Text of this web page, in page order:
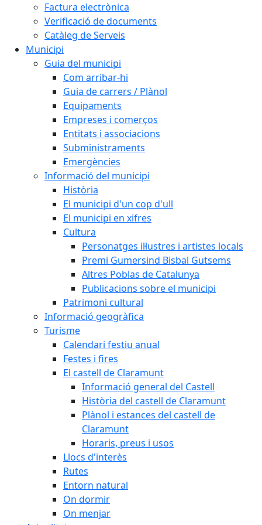
Factura electrònica
Verificació de documents
Catàleg de Serveis
Municipi
Guia del municipi
Com arribar-hi
Guia de carrers / Plànol
Equipaments
Empreses i comerços
Entitats i associacions
Subministraments
Emergències
Informació del municipi
Història
El municipi d'un cop d'ull
El municipi en xifres
Cultura
Personatges il·lustres i artistes locals
Premi Gumersind Bisbal Gutsems
Altres Poblas de Catalunya
Publicacions sobre el municipi
Patrimoni cultural
Informació geogràfica
Turisme
Calendari festiu anual
Festes i fires
El castell de Claramunt
Informació general del Castell
Història del castell de Claramunt
Plànol i estances del castell de
Claramunt
Horaris, preus i usos
Llocs d'interès
Rutes
Entorn natural
On dormir
On menjar